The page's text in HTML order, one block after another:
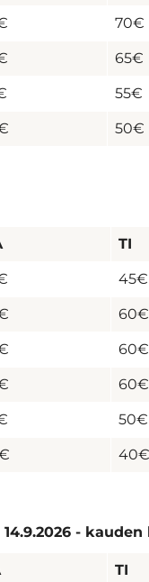
70€
65€
55€
50€
TI
45€
60€
60€
60€
50€
40€
- kauden
TI